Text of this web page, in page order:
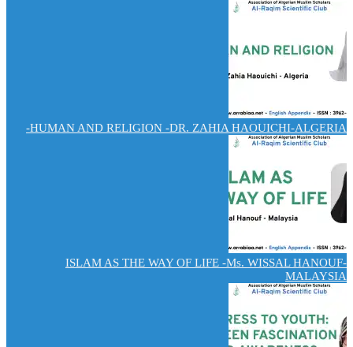
HUMAN AND RELIGION -DR. ZAHIA HAOUICHI-ALGERIA-
ISLAM AS THE WAY OF LIFE -Ms. WISSAL HANOUF-
MALAYSIA